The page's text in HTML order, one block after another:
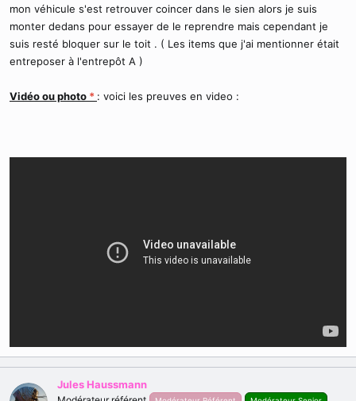
mon véhicule s'est retrouver coincer dans le sien alors je suis
monter dedans pour essayer de le reprendre mais cependant je
suis resté bloquer sur le toit . ( Les items que j'ai mentionner était
entreposer à l'entrepôt A )
Vidéo ou photo * : voici les preuves en video :
Jules Haussmann